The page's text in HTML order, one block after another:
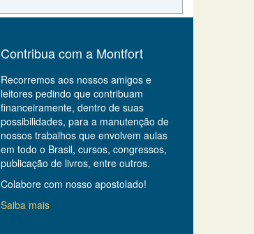
Contribua com a Montfort
Recorremos aos nossos amigos e
leitores pedindo que contribuam
financeiramente, dentro de suas
possibilidades, para a manutenção de
nossos trabalhos que envolvem aulas
em todo o Brasil, cursos, congressos,
publicação de livros, entre outros.
Colabore com nosso apostolado!
Saiba mais